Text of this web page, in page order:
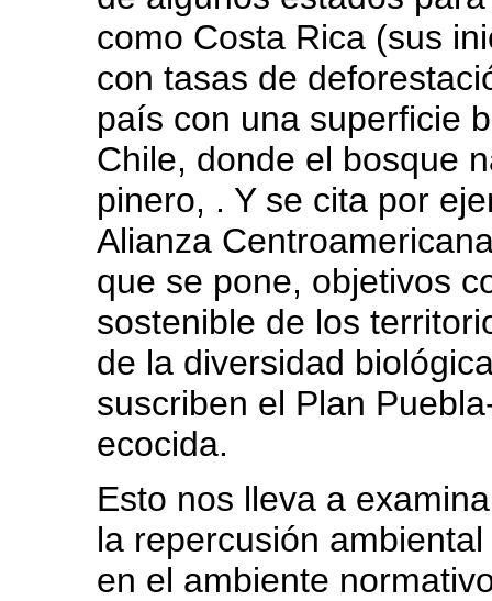
como Costa Rica (sus
con tasas de
país con una superficie
Chile, donde el bosque
pinero, . Y se cita por
Alianza
que se pone, objetivos
sostenible de los
de la diversidad
suscriben el Plan
ecocida.
Esto nos lleva a
la repercusión
en el ambiente